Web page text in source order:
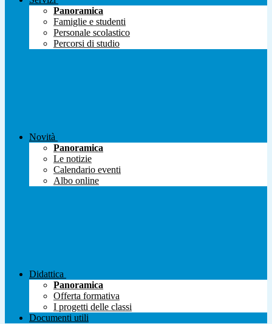
Panoramica
Famiglie e studenti
Personale scolastico
Percorsi di studio
Novità
Panoramica
Le notizie
Calendario eventi
Albo online
Didattica
Panoramica
Offerta formativa
I progetti delle classi
Documenti utili